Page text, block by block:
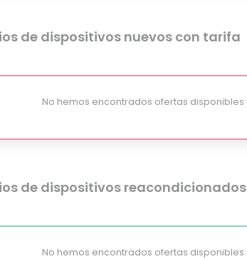
de dispositivos nuevos con tarifa
No hemos encontrados ofertas disponibles
de dispositivos reacondicionados
No hemos encontrados ofertas disponibles